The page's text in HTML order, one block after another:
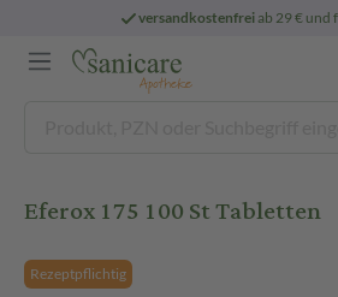
versandkostenfreiab 29 € und
Eferox 175 100 St Tabletten
Rezeptpflichtig